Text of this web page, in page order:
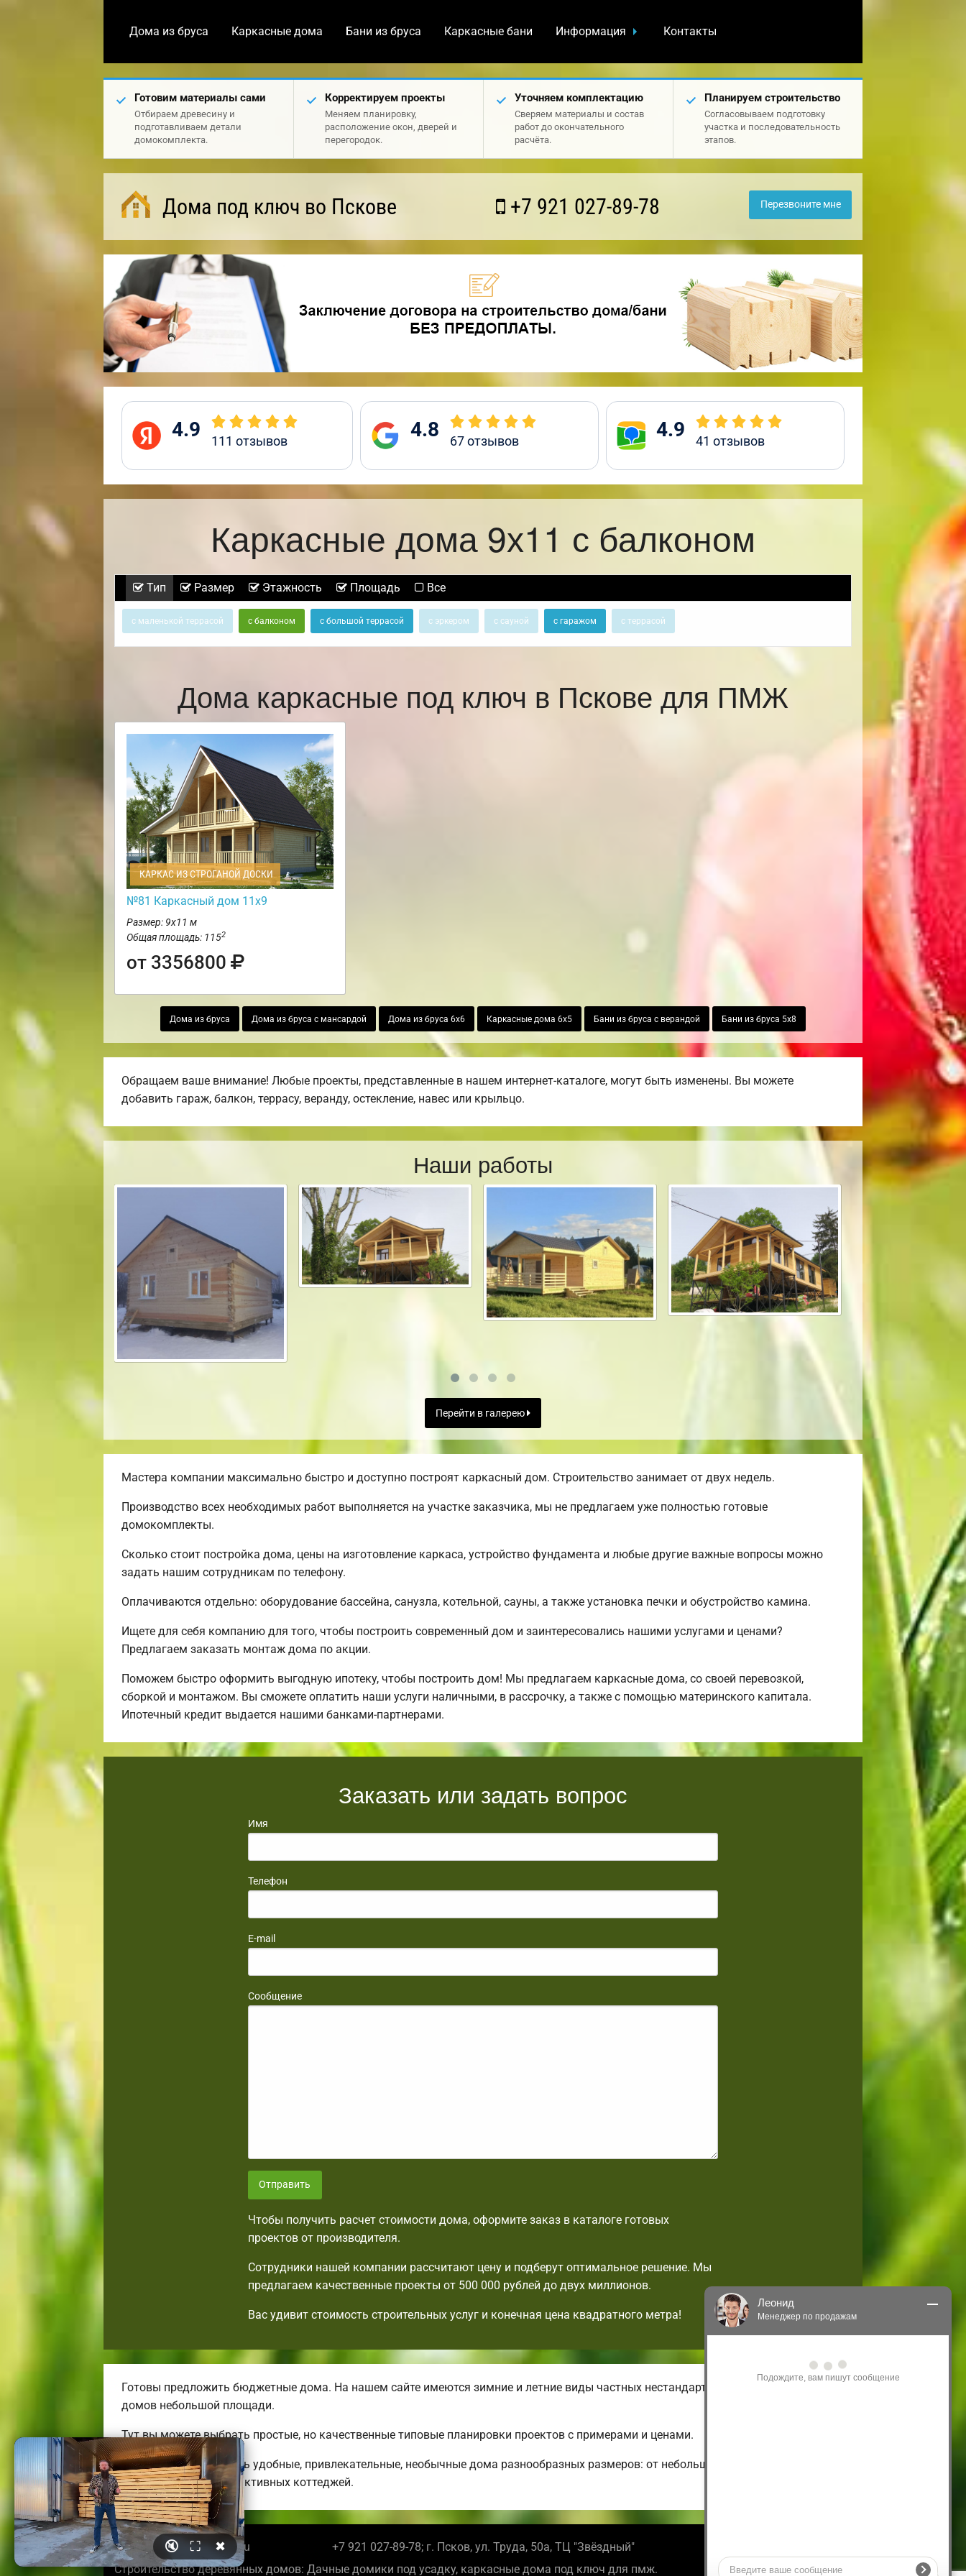
Дома из бруса Каркасные дома Бани из бруса Каркасные бани Информация Контакты
Готовим материалы сами
Отбираем древесину и
подготавливаем детали
домокомплекта.
Корректируем проекты
Меняем планировку,
расположение окон, дверей и
перегородок.
Уточняем комплектацию
Сверяем материалы и состав
работ до окончательного
расчёта.
Планируем строительство
Согласовываем подготовку
участка и последовательность
этапов.
Дома под ключ во Пскове +7 921 027-89-78 Перезвоните мне
4.9 111 отзывов 4.8 67отзывов 4.9 41 отзывов
Каркасные дома 9х11 с балконом
Тип Размер Этажность Площадь Все
с маленькой террасой с балконом с большой террасой с эркером с сауной с гаражом с террасой
Дома каркасные под ключ в Пскове для ПМЖ
КАРКАС ИЗ СТРОГАНОЙ ДОСКИ
№81 Каркасный дом 11х9
Размер: 9х11 м
Общая площадь: 1152
от 3356800
Дома из бруса Дома из бруса с мансардой Дома из бруса 6х6 Каркасные дома 6х5 Бани из бруса с верандой Бани из бруса 5х8
Обращаем ваше внимание! Любые проекты, представленные в нашем интернет-каталоге, могут быть изменены. Вы можете
добавить гараж, балкон, террасу, веранду, остекление, навес или крыльцо.
Наши работы
Перейти в галерею
Мастера компании максимально быстро и доступно построят каркасный дом. Строительство занимает от двух недель.
Производство всех необходимых работ выполняется на участке заказчика, мы не предлагаем уже полностью готовые
домокомплекты.
Сколько стоит постройка дома, цены на изготовление каркаса, устройство фундамента и любые другие важные вопросы можно
задать нашим сотрудникам по телефону.
Оплачиваются отдельно: оборудование бассейна, санузла, котельной, сауны, а также установка печки и обустройство камина.
Ищете для себя компанию для того, чтобы построить современный дом и заинтересовались нашими услугами и ценами?
Предлагаем заказать монтаж дома по акции.
Поможем быстро оформить выгодную ипотеку, чтобы построить дом! Мы предлагаем каркасные дома, со своей перевозкой,
сборкой и монтажом. Вы сможете оплатить наши услуги наличными, в рассрочку, а также с помощью материнского капитала.
Ипотечный кредит выдается нашими банками-партнерами.
Заказать или задать вопрос
Имя
Телефон
E-mail
Сообщение
Отправить
Чтобы получить расчет стоимости дома, оформите заказ в каталоге готовых
проектов от производителя.
Сотрудники нашей компании рассчитают цену и подберут оптимальное решение. Мы
предлагаем качественные проекты от 500 000 рублей до двух миллионов.
Вас удивит стоимость строительных услуг и конечная цена квадратного метра!
Готовы предложить бюджетные дома. На нашем сайте имеются зимние и летние виды частных нестандартных малогабаритных
домов небольшой площади.
Тут вы можете выбрать простые, но качественные типовые планировки проектов с примерами и ценами.
Мы можем предложить удобные, привлекательные, необычные дома разнообразных размеров: от небольших и бюджетных до
огромных энергоэффективных коттеджей.
© 2026 pskovbrusdoma.ru +7 921 027-89-78; г. Псков, ул. Труда, 50а, ТЦ "Звёздный"
Строительство деревянных домов: Дачные домики под усадку, каркасные дома под ключ для пмж.
🔇 ⛶ ✖
Леонид
Менеджер по продажам
Здравствуйте! Я могу
проконсультировать Вас по нашим
акциям и проектам.